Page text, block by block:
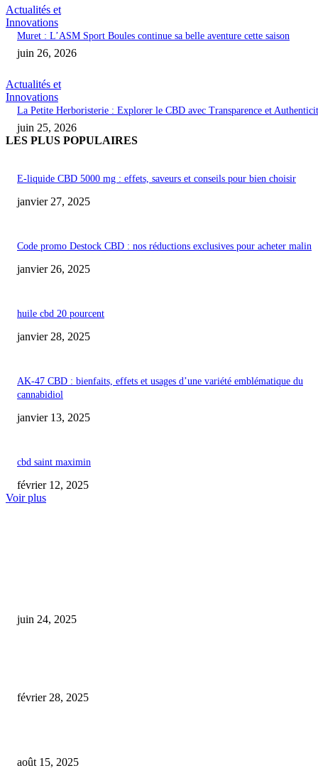
Actualités et
Innovations
Muret : L’ASM Sport Boules continue sa belle aventure cette saison
juin 26, 2026
Actualités et
Innovations
La Petite Herboristerie : Explorer le CBD avec Transparence et
juin 25, 2026
LES PLUS POPULAIRES
E-liquide CBD 5000 mg : effets, saveurs et conseils pour bien choisir
janvier 27, 2025
Code promo Destock CBD : nos réductions exclusives pour acheter malin
janvier 26, 2025
huile cbd 20 pourcent
janvier 28, 2025
AK-47 CBD : bienfaits, effets et usages d’une variété emblématique du
cannabidiol
janvier 13, 2025
cbd saint maximin
février 12, 2025
Voir plus
juin 24, 2025
février 28, 2025
août 15, 2025